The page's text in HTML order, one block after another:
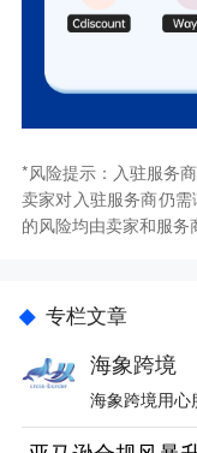
*风险提示：入驻服务
卖家对入驻服务商仍
的风险均由卖家和服务
专栏文章
海象跨境
海象跨境用心